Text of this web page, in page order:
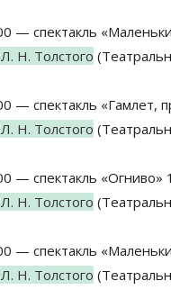
— спектакль
Н. Толстого
— спектакль «Гамлет,
Н. Толстого
— спектакль «Огниво»
Н. Толстого
— спектакль
Н. Толстого